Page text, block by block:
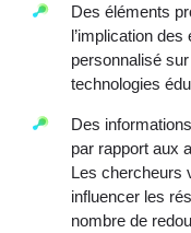
Des éléments
l’implication
personnalisé
technologies
Des
par rapport aux
Les chercheurs
influencer les
nombre de